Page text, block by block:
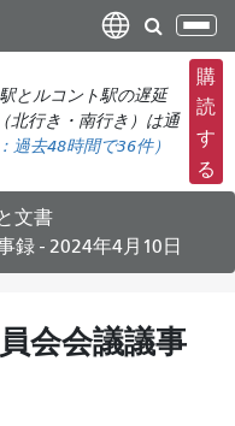
ナ
ビ
ゲ
ー
シ
ョ
切
替
とルコント駅の遅延
北行き・南行き）は通
過去48時間で36件）
購
読
す
る
文書
録 - 2024年4月10日
会会議議事